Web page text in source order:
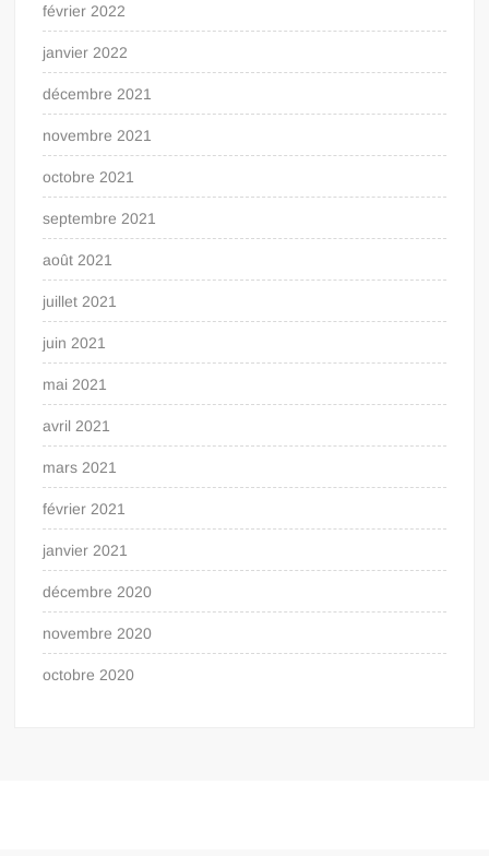
février 2022
janvier 2022
décembre 2021
novembre 2021
octobre 2021
septembre 2021
août 2021
juillet 2021
juin 2021
mai 2021
avril 2021
mars 2021
février 2021
janvier 2021
décembre 2020
novembre 2020
octobre 2020